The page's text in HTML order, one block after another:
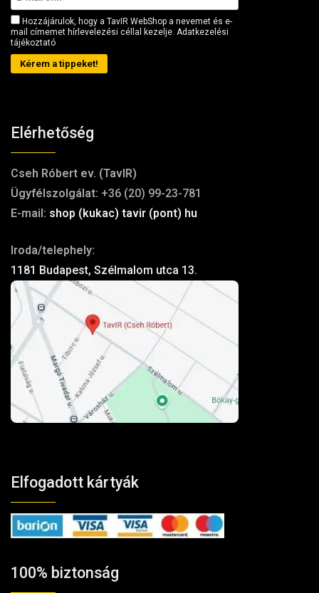
Hozzájárulok, hogy a TavIR WebShop a nevemet és e-
mail címemet hírlevelezési céllal kezelje. Adatkezelési
tájékoztató
Kérem a tippeket!
Elérhetőség
Cseh Róbert ev. (TavIR)
Ügyfélszolgálat: +36 (20) 99-23-781
E-mail: shop (kukac) tavir (pont) hu
Iroda/telephely:
1181 Budapest, Szélmalom utca 13.
Elfogadott kártyák
100% biztonság